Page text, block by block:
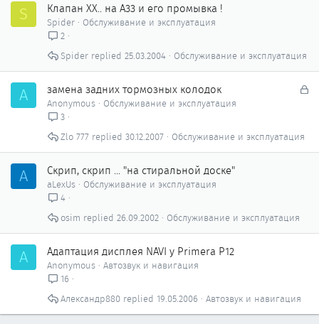
S Клапан ХХ.. на А33 и его промывка !
Spider
Обслуживание и эксплуатация
2
Обслуживание и эксплуатация
25.03.2004
Spider
A
З
т
замена задних тормозных колодок
Anonymous
Обслуживание и эксплуатация
3
Обслуживание и эксплуатация
30.12.2007
Zlo 777
A Скрип, скрип ... "на стиральной доске"
aLexUs
Обслуживание и эксплуатация
4
Обслуживание и эксплуатация
26.09.2002
osim
A Адаптация дисплея NAVI у Primera Р12
Anonymous Автозвук и навигация
16
Автозвук и навигация
19.05.2006
Александр880